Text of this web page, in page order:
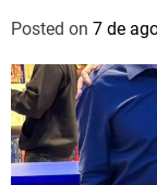
Posted on 7 de